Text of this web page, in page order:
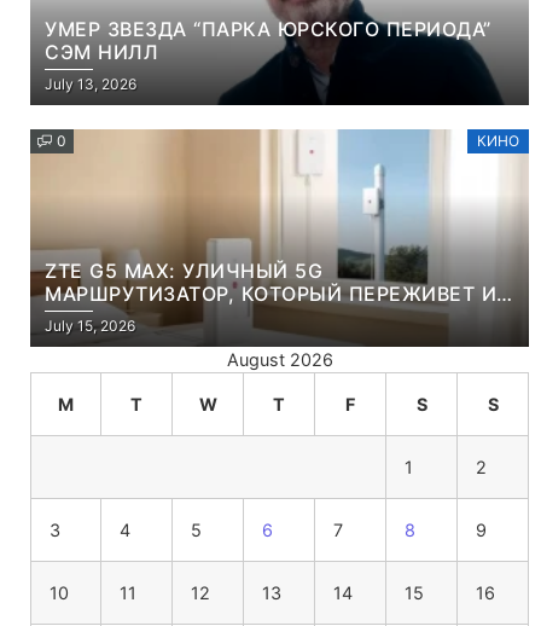
УМЕР ЗВЕЗДА “ПАРКА ЮРСКОГО ПЕРИОДА”
СЭМ НИЛЛ
July 13, 2026
0 КИНО
ZTE G5 MAX: УЛИЧНЫЙ 5G
МАРШРУТИЗАТОР, КОТОРЫЙ ПЕРЕЖИВЕТ И
ЛЮТУЮ ЗИМУ, И ЖАРКОЕ ЛЕТО
July 15, 2026
August 2026
M T W T F S S
1 2
3 4 5 6 7 8 9
10 11 12 13 14 15 16